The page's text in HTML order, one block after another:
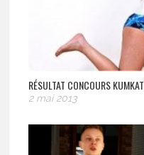
RÉSULTAT CONCOURS KUMKAT
2 mai 2013